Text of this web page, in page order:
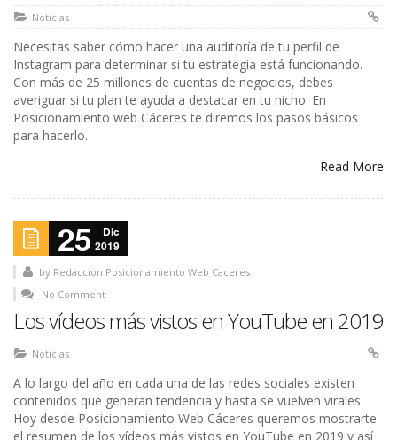
Noticias
Necesitas saber cómo hacer una auditoría de tu perfil de
Instagram para determinar si tu estrategia está funcionando.
Con más de 25 millones de cuentas de negocios, debes
averiguar si tu plan te ayuda a destacar en tu nicho. En
Posicionamiento web Cáceres te diremos los pasos básicos
para hacerlo.
Read More
25
Dic
2019
by Redaccion Posicionamiento Web Caceres
No Comment
Los vídeos más vistos en YouTube en 2019
Noticias
A lo largo del año en cada una de las redes sociales existen
contenidos que generan tendencia y hasta se vuelven virales.
Hoy desde Posicionamiento Web Cáceres queremos mostrarte
el resumen de los vídeos más vistos en YouTube en 2019 y así